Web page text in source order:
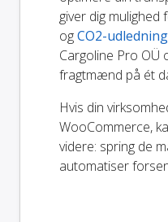
giver dig mulighed
ogCO2-
Cargoline Pro OÜ
fragtmænd på ét
Hvis din
WooCommerce,
videre: spring de
automatiser